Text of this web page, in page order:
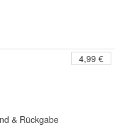
4,99 €
& Rückgabe